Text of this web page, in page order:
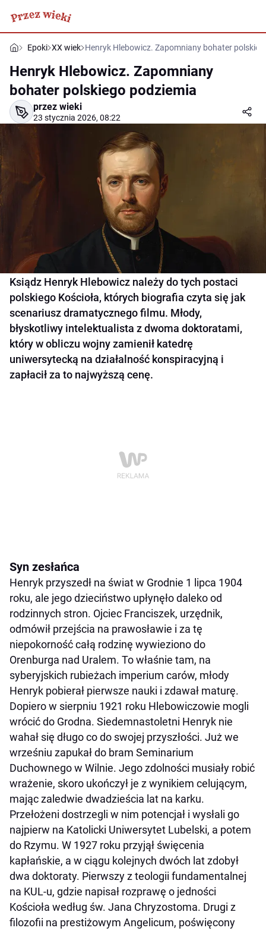
Epoki XX wiek Henryk Hlebowicz. Zapomniany bohater
Henryk Hlebowicz. Zapomniany
bohater polskiego podziemia
przez wieki
23 stycznia 2026, 08:22
Ksiądz Henryk Hlebowicz należy do tych postaci
polskiego Kościoła, których biografia czyta się jak
scenariusz dramatycznego filmu. Młody,
błyskotliwy intelektualista z dwoma doktoratami,
który w obliczu wojny zamienił katedrę
uniwersytecką na działalność konspiracyjną i
zapłacił za to najwyższą cenę.
Syn zesłańca
Henryk przyszedł na świat w Grodnie 1 lipca 1904
roku, ale jego dzieciństwo upłynęło daleko od
rodzinnych stron. Ojciec Franciszek, urzędnik,
odmówił przejścia na prawosławie i za tę
niepokorność całą rodzinę wywieziono do
Orenburga nad Uralem. To właśnie tam, na
syberyjskich rubieżach imperium carów, młody
Henryk pobierał pierwsze nauki i zdawał maturę.
Dopiero w sierpniu 1921 roku Hlebowiczowie mogli
wrócić do Grodna. Siedemnastoletni Henryk nie
wahał się długo co do swojej przyszłości. Już we
wrześniu zapukał do bram Seminarium
Duchownego w Wilnie. Jego zdolności musiały robić
wrażenie, skoro ukończył je z wynikiem celującym,
mając zaledwie dwadzieścia lat na karku.
Przełożeni dostrzegli w nim potencjał i wysłali go
najpierw na Katolicki Uniwersytet Lubelski, a potem
do Rzymu. W 1927 roku przyjął święcenia
kapłańskie, a w ciągu kolejnych dwóch lat zdobył
dwa doktoraty. Pierwszy z teologii fundamentalnej
na KUL-u, gdzie napisał rozprawę o jedności
Kościoła według św. Jana Chryzostoma. Drugi z
filozofii na prestiżowym Angelicum, poświęcony